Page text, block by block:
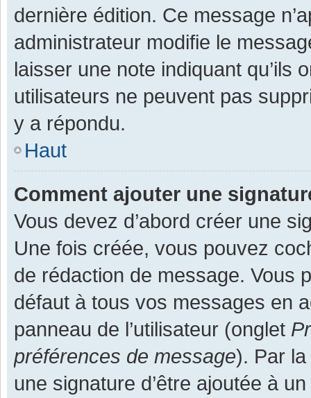
dernière édition. Ce message
administrateur modifie le
laisser une note indiquant qu’ils
utilisateurs ne peuvent pas
y a répondu.
Haut
Comment ajouter une
Vous devez d’abord créer une
Une fois créée, vous pouvez
de rédaction de message. Vous
défaut à tous vos messages en
panneau de l’utilisateur (onglet
préférences de message). Par
une signature d’être ajoutée à